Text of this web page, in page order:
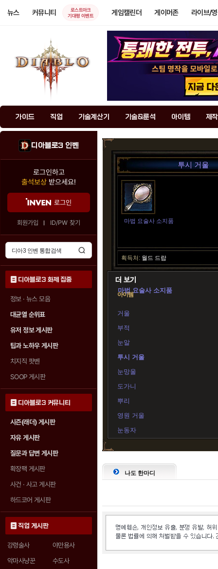
뉴스 커뮤니티
로스트아크
기대평 이벤트
게임캘린더 게이머존 라이브/
가이드 직업 기술계산기 기술&룬석 아이템 제
디아블로3 인벤
로그인하고
출석보상 받으세요!
로그인
회원가입 ID/PW 찾기
디아블로3 화제 집중
정보 · 뉴스 모음
대균열 순위표
유저 정보 게시판
팁과 노하우 게시판
치지직 팟벤
SOOP 게시판
디아블로3 커뮤니티
시즌(래더) 게시판
자유 게시판
질문과 답변 게시판
확장팩 게시판
사건 · 사고 게시판
하드코어 게시판
직업 게시판
강령술사
야만용사
악마사냥꾼
수도사
투시 거울
마법 요술사 소지품
획득처: 월드 드랍
마법 요술사 소지품
아이템
거울
부적
눈알
투시 거울
눈망울
도가니
뿌리
영원 거울
눈동자
나도 한마디